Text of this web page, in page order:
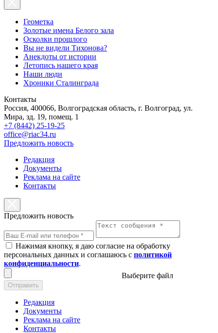
Геометка
Золотые имена Белого зала
Осколки прошлого
Вы не видели Тихонова?
Анекдоты от истории
Летопись нашего края
Наши люди
Хроники Сталинграда
Контакты
Россия, 400066, Волгоградская область, г. Волгоград, ул.
Мира, зд. 19, помещ. 1
+7 (8442) 25-19-25
office@riac34.ru
Предложить новость
Редакция
Документы
Реклама на сайте
Контакты
Предложить новость
Нажимая кнопку, я даю согласие на обработку
персональных данных и соглашаюсь с политикой
конфиденциальности.
Выберите файл
Отправить
Редакция
Документы
Реклама на сайте
Контакты